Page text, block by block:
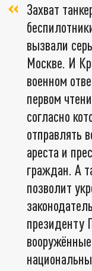
Захват
вызвали
Москве. И
военном
первом
согласно
отправлять
ареста и
граждан. А
позволит
президенту